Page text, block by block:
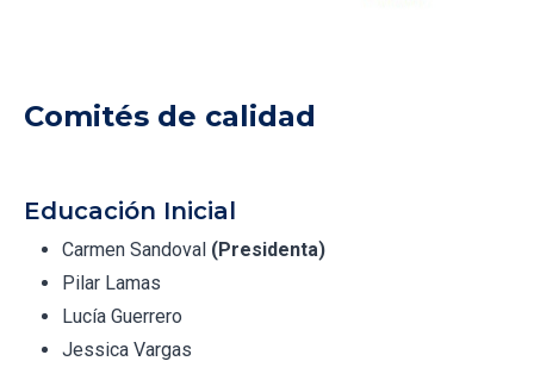
Comités de calidad
Educación Inicial
Carmen Sandoval (Presidenta)
Pilar Lamas
Lucía Guerrero
Jessica Vargas